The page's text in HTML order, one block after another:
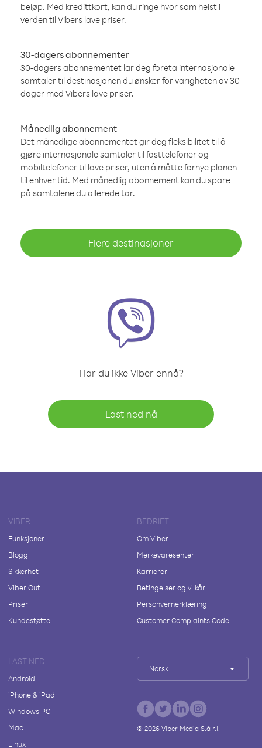
beløp. Med kredittkort, kan du ringe hvor som helst i
verden til Vibers lave priser.
30-dagers abonnementer
30-dagers abonnementet lar deg foreta internasjonale
samtaler til destinasjonen du ønsker for varigheten av 30
dager med Vibers lave priser.
Månedlig abonnement
Det månedlige abonnementet gir deg fleksibilitet til å
gjøre internasjonale samtaler til fasttelefoner og
mobiltelefoner til lave priser, uten å måtte fornye planen
til enhver tid. Med månedlig abonnement kan du spare
på samtalene du allerede tar.
Flere destinasjoner
Har du ikke Viber ennå?
Last ned nå
VIBER
Funksjoner
Blogg
Sikkerhet
Viber Out
Priser
Kundestøtte
BEDRIFT
Om Viber
Merkevaresenter
Karrierer
Betingelser og vilkår
Personvernerklæring
Customer Complaints Code
LAST NED
Android
iPhone & iPad
Windows PC
Mac
Linux
Norsk
© 2026Viber Media S.à r.l.